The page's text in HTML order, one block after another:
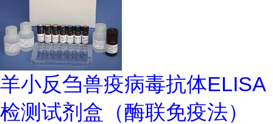
羊小反刍兽疫病毒抗体ELISA
检测试剂盒（酶联免疫法）